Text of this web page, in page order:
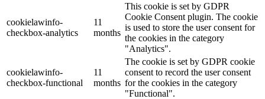
cookielawinfo-
checkbox-analytics
11
months
This cookie is set by GDPR
Cookie Consent plugin. The cookie
is used to store the user consent for
the cookies in the category
"Analytics".
cookielawinfo-
checkbox-functional
11
months
The cookie is set by GDPR cookie
consent to record the user consent
for the cookies in the category
"Functional".